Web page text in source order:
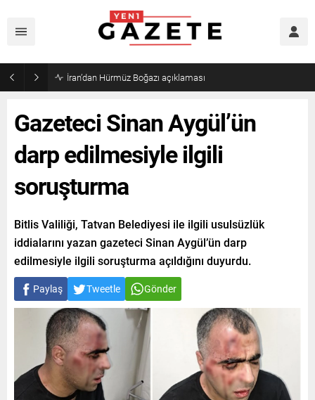
İran’dan Hürmüz Boğazı açıklaması
Gazeteci Sinan Aygül’ün
darp edilmesiyle ilgili
soruşturma
Bitlis Valiliği, Tatvan Belediyesi ile ilgili usulsüzlük
iddialarını yazan gazeteci Sinan Aygül’ün darp
edilmesiyle ilgili soruşturma açıldığını duyurdu.
Paylaş Tweetle Gönder